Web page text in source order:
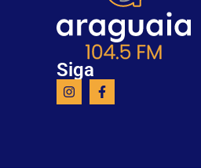
Siga